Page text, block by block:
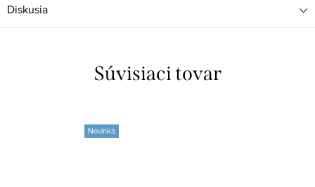
Diskusia
Súvisiaci tovar
Novinka